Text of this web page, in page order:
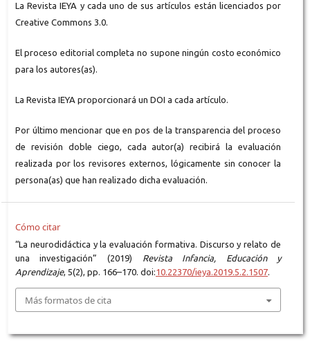
La Revista IEYA y cada uno de sus artículos están licenciados por
Creative Commons 3.0.
El proceso editorial completa no supone ningún costo económico
para los autores(as).
La Revista IEYA proporcionará un DOI a cada artículo.
Por último mencionar que en pos de la transparencia del proceso
de revisión doble ciego, cada autor(a) recibirá la evaluación
realizada por los revisores externos, lógicamente sin conocer la
persona(as) que han realizado dicha evaluación.
Cómo citar
“La neurodidáctica y la evaluación formativa. Discurso y relato de
una investigación” (2019)
Revista Infancia, Educación y
Aprendizaje, 5(2), pp. 166–170. doi:10.22370/ieya.2019.5.2.1507.
Más formatos de cita